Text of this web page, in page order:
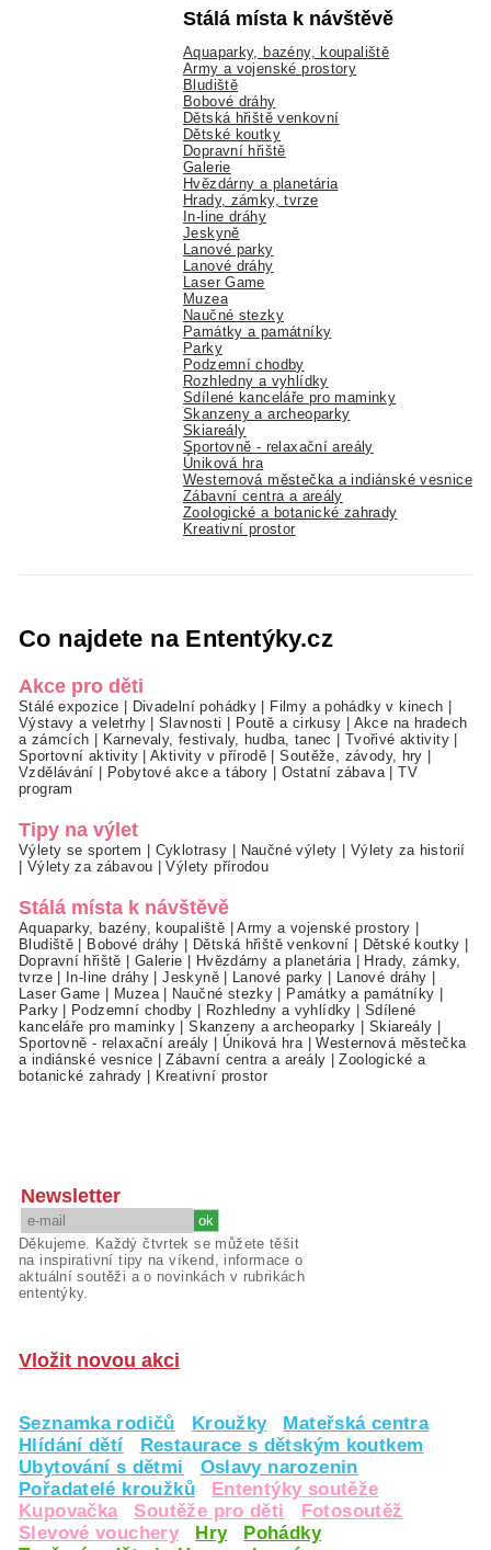
Stálá místa k návštěvě
Aquaparky, bazény, koupaliště
Army a vojenské prostory
Bludiště
Bobové dráhy
Dětská hřiště venkovní
Dětské koutky
Dopravní hřiště
Galerie
Hvězdárny a planetária
Hrady, zámky, tvrze
In-line dráhy
Jeskyně
Lanové parky
Lanové dráhy
Laser Game
Muzea
Naučné stezky
Památky a památníky
Parky
Podzemní chodby
Rozhledny a vyhlídky
Sdílené kanceláře pro maminky
Skanzeny a archeoparky
Skiareály
Sportovně - relaxační areály
Úniková hra
Westernová městečka a indiánské vesnice
Zábavní centra a areály
Zoologické a botanické zahrady
Kreativní prostor
Co najdete na Ententýky.cz
Akce pro děti
Stálé expozice Divadelní pohádky Filmy a pohádky v kinech
Výstavy a veletrhy|Slavnosti Poutě a cirkusy
Akce na hradech
a zámcích
Karnevaly, festivaly, hudba, tanec Tvořivé aktivity
Sportovní aktivity|Aktivity v přírodě |Soutěže, závody, hry
Vzdělávání
Pobytové akce a tábory Ostatní zábava|TV
program
Tipy na výlet
Výlety se sportem Cyklotrasy Naučné výlety
Výlety za historií
Výlety za zábavou |Výlety přírodou
Stálá místa k návštěvě
Aquaparky, bazény, koupaliště |Army a vojenské prostory
Bludiště
Bobové dráhy Dětská hřiště venkovní Dětské koutky
Dopravní hřiště
Galerie Hvězdárny a planetária|
Hrady, zámky,
tvrze| In-line dráhy |Jeskyně| Lanové parky Lanové dráhy
Laser Game
Muzea| Naučné stezky Památky a památníky
Parky| Podzemní chodby Rozhledny a vyhlídky
Sdílené
kanceláře pro maminky |Skanzeny a archeoparky Skiareály
Sportovně - relaxační areály
Úniková hra|Westernová městečka
a indiánské vesnice |Zábavní centra a areály |Zoologické a
botanické zahrady
Kreativní prostor
Newsletter
Děkujeme. Každý čtvrtek se můžete těšit
na inspirativní tipy na víkend, informace o
aktuální soutěži a o novinkách v rubrikách
ententýky.
Vložit novou akci
Seznamka rodičů Kroužky
Mateřská centra
Hlídání dětí
Restaurace s dětským koutkem
Ubytování s dětmi
Oslavy narozenin
Pořadatelé kroužků
Ententýky soutěže
Kupovačka
Soutěže pro děti
Fotosoutěž
Slevové vouchery
Hry
Pohádky